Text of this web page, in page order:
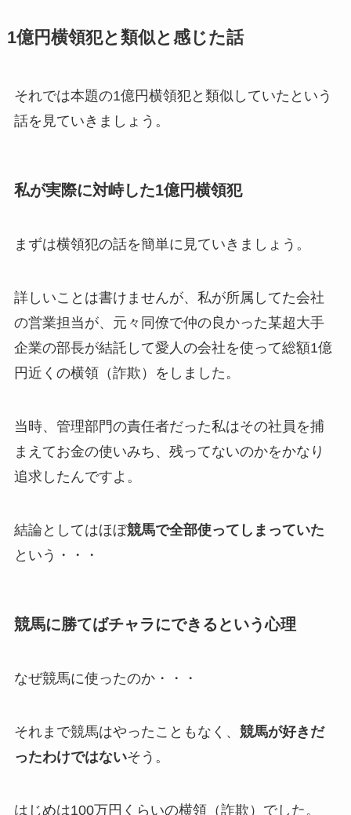
1億円横領犯と類似と感じた話
それでは本題の1億円横領犯と類似していたという
話を見ていきましょう。
私が実際に対峙した1億円横領犯
まずは横領犯の話を簡単に見ていきましょう。
詳しいことは書けませんが、私が所属してた会社
の営業担当が、元々同僚で仲の良かった某超大手
企業の部長が結託して愛人の会社を使って総額1億
円近くの横領（詐欺）をしました。
当時、管理部門の責任者だった私はその社員を捕
まえてお金の使いみち、残ってないのかをかなり
追求したんですよ。
結論としてはほぼ競馬で全部使ってしまっていた
という・・・
競馬に勝てばチャラにできるという心理
なぜ競馬に使ったのか・・・
それまで競馬はやったこともなく、 競馬が好きだ
ったわけではないそう。
はじめは100万円くらいの横領（詐欺）でした。